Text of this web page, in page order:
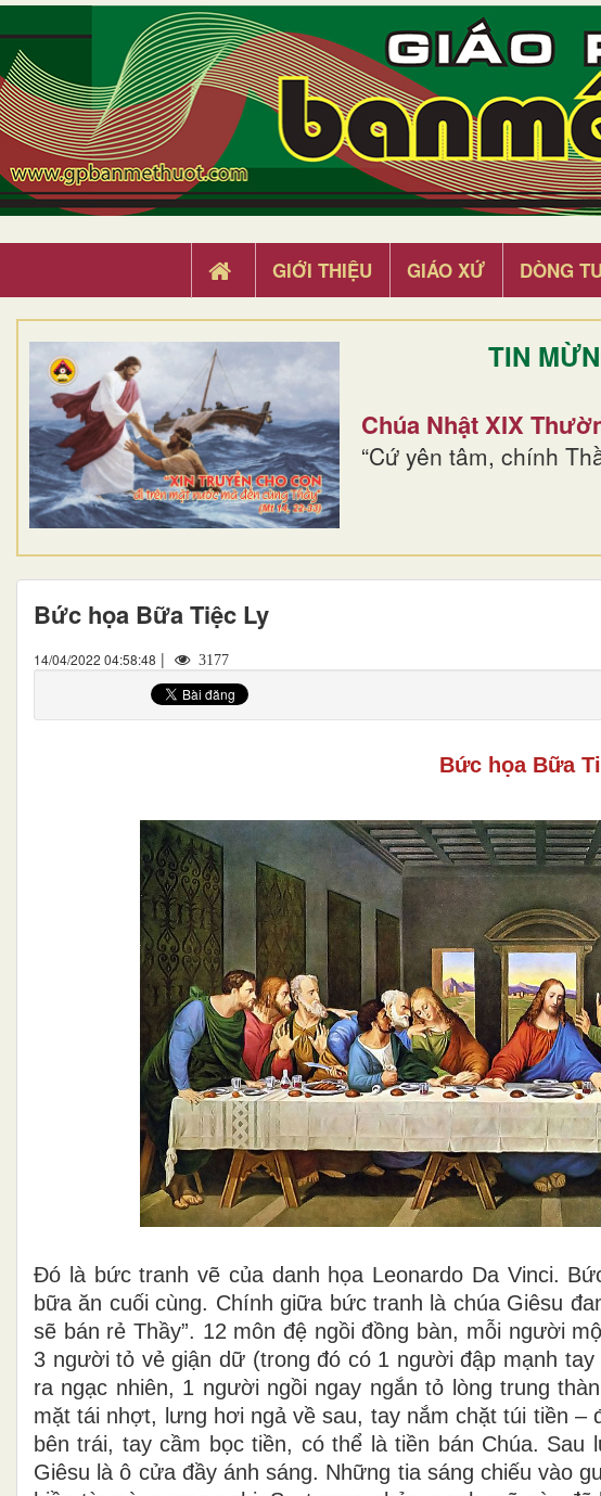
GIỚI THIỆU GIÁO XỨ DÒNG TU
TIN
Chúa Nhật XIX
“Cứ yên tâm, chính
Bức họa Bữa Tiệc Ly
14/04/2022 04:58:48 | 3177
Bức họa Bữa
Ðó là bức tranh vẽ của danh họa Leonardo Da Vinci.
bữa ăn cuối cùng. Chính giữa bức tranh là chúa Giêsu
sẽ bán rẻ Thầy”. 12 môn đệ ngồi đồng bàn, mỗi người
3 người tỏ vẻ giận dữ (trong đó có 1 người đập mạnh
ra ngạc nhiên, 1 người ngồi ngay ngắn tỏ lòng trung
mặt tái nhợt, lưng hơi ngả về sau, tay nắm chặt túi tiền
bên trái, tay cầm bọc tiền, có thể là tiền bán Chúa.
Giêsu là ô cửa đầy ánh sáng. Những tia sáng chiếu vào